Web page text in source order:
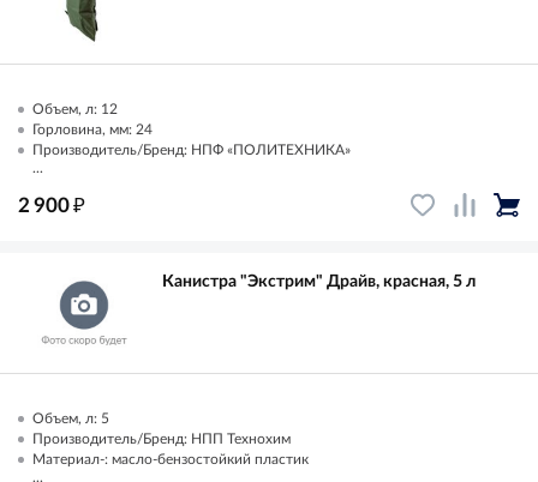
Объем, л: 12
Горловина, мм: 24
Производитель/Бренд: НПФ «ПОЛИТЕХНИКА»
...
2 900₽
Канистра "Экстрим" Драйв, красная, 5 л
Объем, л: 5
Производитель/Бренд: НПП Технохим
Материал-: масло-бензостойкий пластик
...